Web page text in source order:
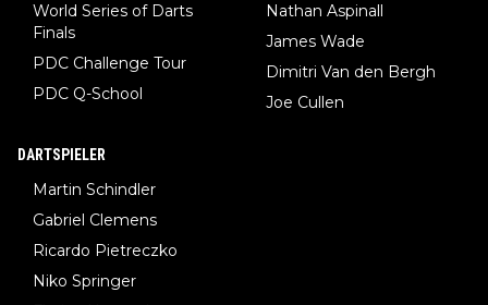
World Series of Darts
Finals
PDC Challenge Tour
PDC Q-School
Nathan Aspinall
James Wade
Dimitri Van den Bergh
Joe Cullen
DARTSPIELER
Martin Schindler
Gabriel Clemens
Ricardo Pietreczko
Niko Springer